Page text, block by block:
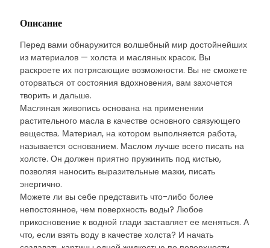
Описание
Перед вами обнаружится волшебный мир достойнейших
из материалов — холста и масляных красок. Вы
раскроете их потрясающие возможности. Вы не сможете
оторваться от состояния вдохновения, вам захочется
творить и дальше.
Масляная живопись основана на применении
растительного масла в качестве основного связующего
вещества. Материал, на котором выполняется работа,
называется основанием. Маслом лучше всего писать на
холсте. Он должен приятно пружинить под кистью,
позволяя наносить выразительные мазки, писать
энергично.
Можете ли вы себе представить что-либо более
непостоянное, чем поверхность воды? Любое
прикосновение к водной глади заставляет ее меняться. А
что, если взять воду в качестве холста? И начать